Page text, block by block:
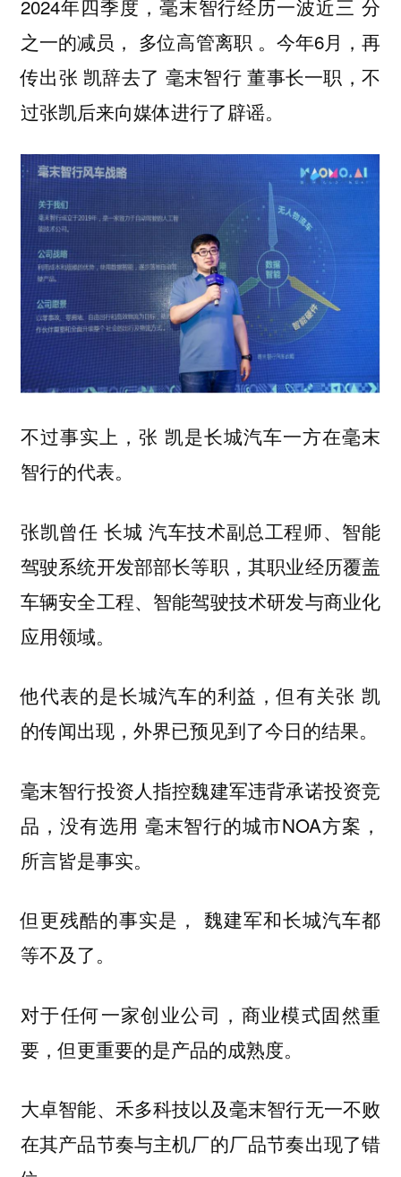
2024年四季度，毫末智行经历一波近三 分
之一的减员， 多位高管离职 。今年6月，再
传出张 凯辞去了 毫末智行 董事长一职，不
过张凯后来向媒体进行了辟谣。
不过事实上，张 凯是长城汽车一方在毫末
智行的代表。
张凯曾任 长城 汽车技术副总工程师、智能
驾驶系统开发部部长等职，其职业经历覆盖
车辆安全工程、智能驾驶技术研发与商业化
应用领域。
他代表的是长城汽车的利益，但有关张 凯
的传闻出现，外界已预见到了今日的结果。
毫末智行投资人指控魏建军违背承诺投资竞
品，没有选用 毫末智行的城市NOA方案，
所言皆是事实。
但更残酷的事实是， 魏建军和长城汽车都
等不及了。
对于任何一家创业公司，商业模式固然重
要，但更重要的是产品的成熟度。
大卓智能、禾多科技以及毫末智行无一不败
在其产品节奏与主机厂的厂品节奏出现了错